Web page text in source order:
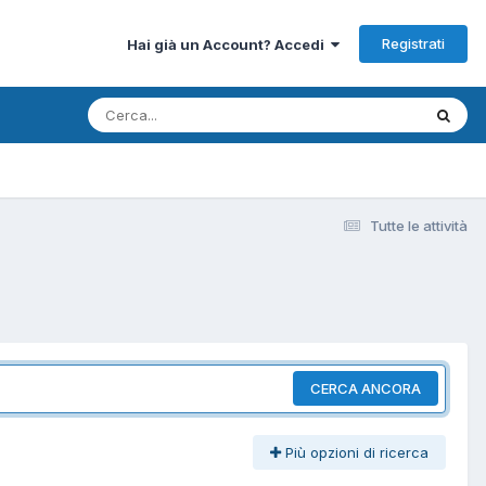
Hai già un Account? Accedi Registrati
Tutte le attività
CERCA ANCORA
Più opzioni di ricerca